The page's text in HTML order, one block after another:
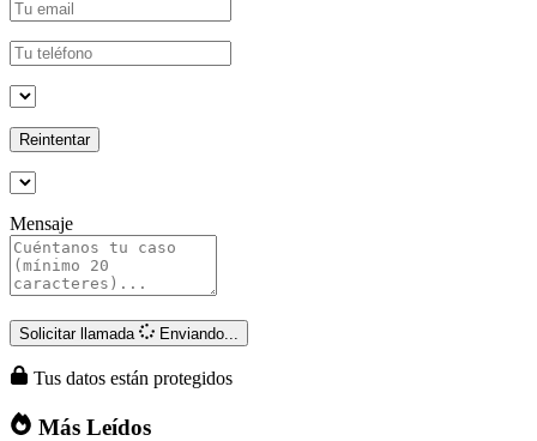
Reintentar
Mensaje
Solicitar llamada Enviando...
Tus datos están protegidos
Más Leídos